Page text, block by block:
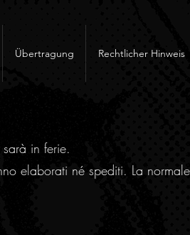
Übertragung Rechtlicher Hinweis
in ferie.
elaborati né spediti. La